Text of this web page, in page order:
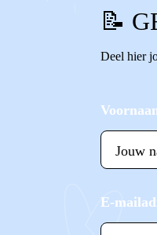
📝
Deel hier
E-